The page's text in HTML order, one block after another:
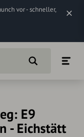
vor - schneller,
E9
- Eichstätt